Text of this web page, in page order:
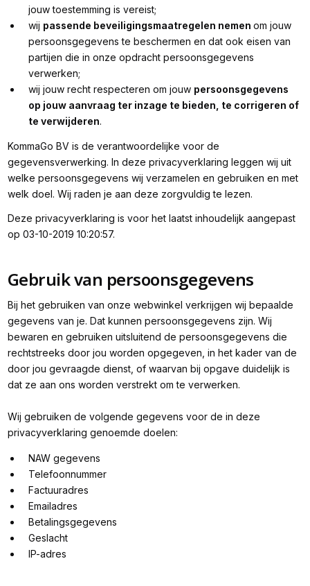
jouw toestemming is vereist;
wij passende beveiligingsmaatregelen nemenom jouw
persoonsgegevens te beschermen en dat ook eisen van
partijen die in onze opdracht persoonsgegevens
verwerken;
wij jouw recht respecteren om jouw persoonsgegevens
op jouw aanvraag ter inzage te bieden, te corrigeren of
te verwijderen.
KommaGo BV is de verantwoordelijke voor de
gegevensverwerking. In deze privacyverklaring leggen wij uit
welke persoonsgegevens wij verzamelen en gebruiken en met
welk doel. Wij raden je aan deze zorgvuldig te lezen.
Deze privacyverklaring is voor het laatst inhoudelijk aangepast
op 03-10-2019 10:20:57.
Gebruik van persoonsgegevens
Bij het gebruiken van onze webwinkel verkrijgen wij bepaalde
gegevens van je. Dat kunnen persoonsgegevens zijn. Wij
bewaren en gebruiken uitsluitend de persoonsgegevens die
rechtstreeks door jou worden opgegeven, in het kader van de
door jou gevraagde dienst, of waarvan bij opgave duidelijk is
dat ze aan ons worden verstrekt om te verwerken.
Wij gebruiken de volgende gegevens voor de in deze
privacyverklaring genoemde doelen:
NAW gegevens
Telefoonnummer
Factuuradres
Emailadres
Betalingsgegevens
Geslacht
IP-adres